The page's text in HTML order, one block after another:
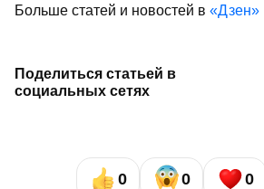
Больше статей и новостей в «Дзен»
Поделиться статьей в
социальных сетях
0 0 0